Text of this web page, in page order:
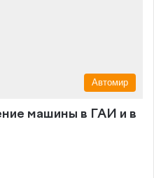
Автомир
машины в ГАИ и в